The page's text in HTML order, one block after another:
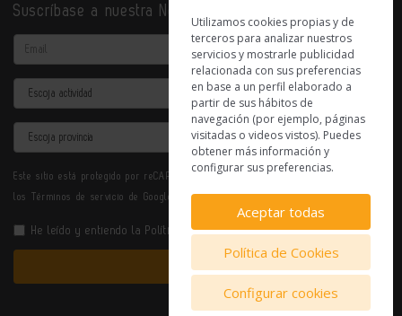
Suscríbase a nuestra Newsletter
Email
Actividad
Provincia
Este sitio está protegido por reCAPTCHA y se aplican la
los Términos de servicio de Google.
He leído y entiendo la Política de Privacidad
Enviar
Utilizamos cookies propias y de
terceros para analizar nuestros
servicios y mostrarle publicidad
relacionada con sus preferencias
en base a un perfil elaborado a
partir de sus hábitos de
navegación (por ejemplo, páginas
visitadas o videos vistos). Puedes
obtener más información y
configurar sus preferencias.
Aceptar todas
Política de Cookies
Configurar cookies